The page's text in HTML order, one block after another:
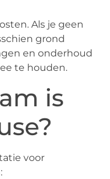
Als je geen
grond
en onderhoud
te houden.
is
voor